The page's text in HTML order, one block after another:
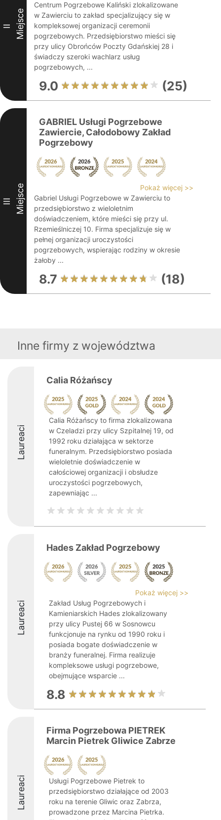
II Miejsce
Centrum Pogrzebowe Kaliński zlokalizowane
w Zawierciu to zakład specjalizujący się w
kompleksowej organizacji ceremonii
pogrzebowych. Przedsiębiorstwo mieści się
przy ulicy Obrońców Poczty Gdańskiej 28 i
świadczy szeroki wachlarz usług
pogrzebowych, ...
9.0 (25)
III Miejsce
GABRIEL Usługi Pogrzebowe
Zawiercie, Całodobowy Zakład
Pogrzebowy
Pokaż więcej >>
Gabriel Usługi Pogrzebowe w Zawierciu to
przedsiębiorstwo z wieloletnim
doświadczeniem, które mieści się przy ul.
Rzemieślniczej 10. Firma specjalizuje się w
pełnej organizacji uroczystości
pogrzebowych, wspierając rodziny w okresie
żałoby ...
8.7 (18)
Inne firmy z województwa
Laureaci
Calia Różańscy
Calia Różańscy to firma zlokalizowana
w Czeladzi przy ulicy Szpitalnej 19, od
1992 roku działająca w sektorze
funeralnym. Przedsiębiorstwo posiada
wieloletnie doświadczenie w
całościowej organizacji i obsłudze
uroczystości pogrzebowych,
zapewniając ...
Laureaci
Hades Zakład Pogrzebowy
Pokaż więcej >>
Zakład Usług Pogrzebowych i
Kamieniarskich Hades zlokalizowany
przy ulicy Pustej 66 w Sosnowcu
funkcjonuje na rynku od 1990 roku i
posiada bogate doświadczenie w
branży funeralnej. Firma realizuje
kompleksowe usługi pogrzebowe,
obejmujące wsparcie ...
8.8
Laureaci
Firma Pogrzebowa PIETREK
Marcin Pietrek Gliwice Zabrze
Usługi Pogrzebowe Pietrek to
przedsiębiorstwo działające od 2003
roku na terenie Gliwic oraz Zabrza,
prowadzone przez Marcina Pietrka.